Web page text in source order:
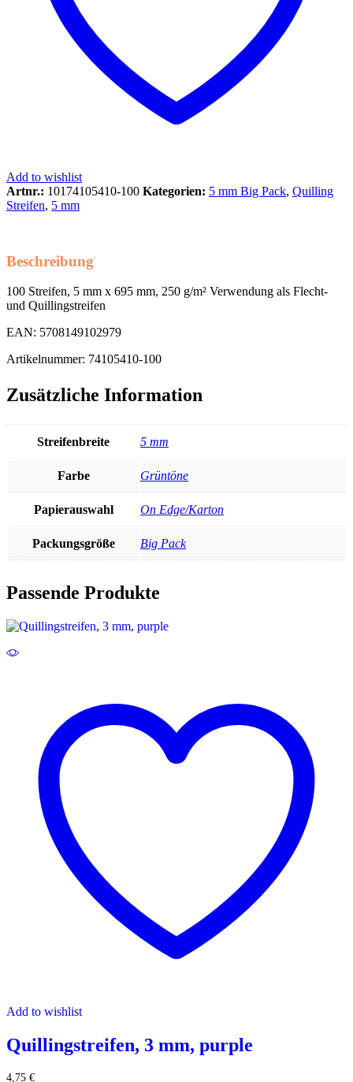
Add to wishlist
Artnr.: 10174105410-100 Kategorien: 5 mm Big Pack, Quilling
Streifen, 5 mm
Beschreibung
100 Streifen, 5 mm x 695 mm, 250 g/m² Verwendung als Flecht-
und Quillingstreifen
EAN: 5708149102979
Artikelnummer: 74105410-100
Zusätzliche Information
Streifenbreite 5 mm
Farbe Grüntöne
Papierauswahl On Edge/Karton
Packungsgröße Big Pack
Passende Produkte
Add to wishlist
Quillingstreifen, 3 mm, purple
4,75 €